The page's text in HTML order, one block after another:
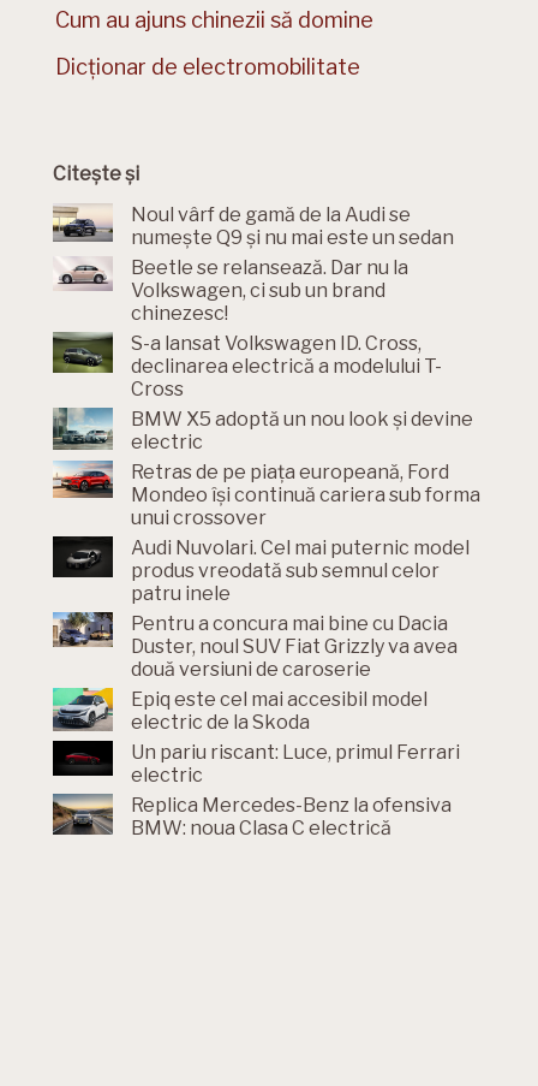
Cum au ajuns chinezii să domine
Dicționar de electromobilitate
Citește și
Noul vârf de gamă de la Audi se
numește Q9 și nu mai este un sedan
Beetle se relansează. Dar nu la
Volkswagen, ci sub un brand
chinezesc!
S-a lansat Volkswagen ID. Cross,
declinarea electrică a modelului T-
Cross
BMW X5 adoptă un nou look și devine
electric
Retras de pe piața europeană, Ford
Mondeo își continuă cariera sub forma
unui crossover
Audi Nuvolari. Cel mai puternic model
produs vreodată sub semnul celor
patru inele
Pentru a concura mai bine cu Dacia
Duster, noul SUV Fiat Grizzly va avea
două versiuni de caroserie
Epiq este cel mai accesibil model
electric de la Skoda
Un pariu riscant: Luce, primul Ferrari
electric
Replica Mercedes-Benz la ofensiva
BMW: noua Clasa C electrică